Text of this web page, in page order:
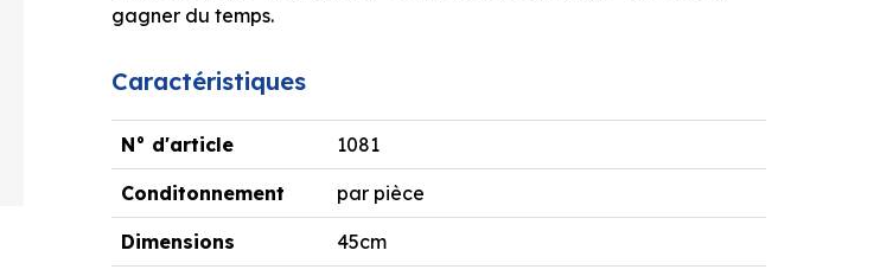
gagner du temps.
Caractéristiques
N° d'article 1081
Conditonnement par pièce
Dimensions 45cm